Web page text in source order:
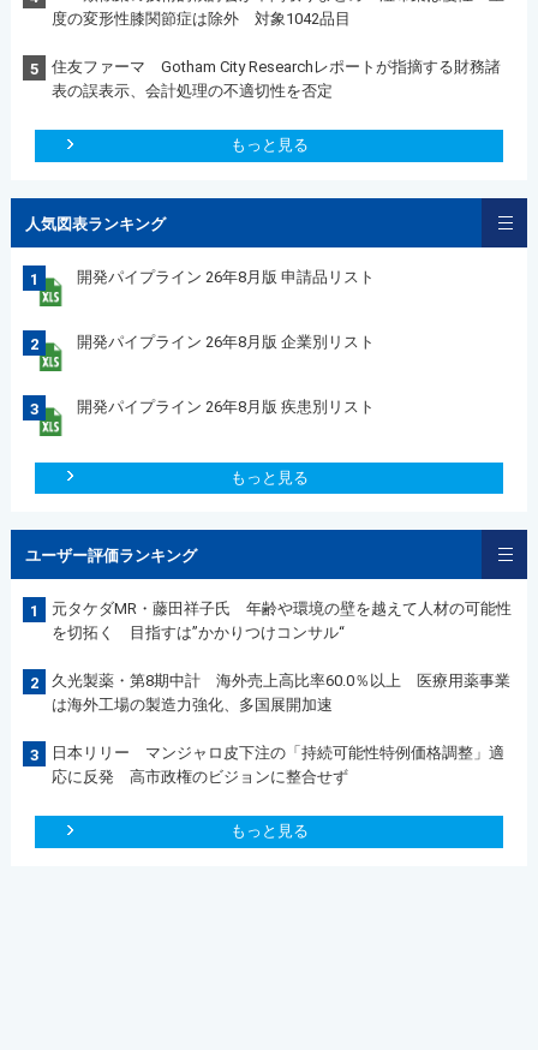
度の変形性膝関節症は除外 対象1042品目
5
住友ファーマ Gotham City Researchレポートが指摘する財務諸
表の誤表示、会計処理の不適切性を否定
もっと見る
人気図表ランキング
1 開発パイプライン 26年8月版 申請品リスト
2 開発パイプライン 26年8月版 企業別リスト
3 開発パイプライン 26年8月版 疾患別リスト
もっと見る
ユーザー評価ランキング
1
元タケダMR・藤田祥子氏 年齢や環境の壁を越えて人材の可能性
を切拓く 目指すは”かかりつけコンサル“
2
久光製薬・第8期中計 海外売上高比率60.0％以上 医療用薬事業
は海外工場の製造力強化、多国展開加速
3
日本リリー マンジャロ皮下注の「持続可能性特例価格調整」適
応に反発 高市政権のビジョンに整合せず
もっと見る